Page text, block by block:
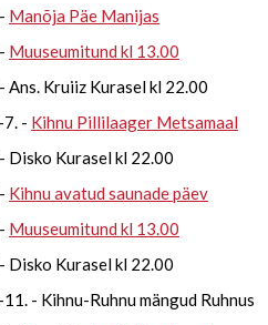
Manõja Päe Manijas
Muuseumitund kl 13.00
Ans. Kruiiz Kurasel kl 22.00
7. - Kihnu Pillilaager Metsamaal
Disko Kurasel kl 22.00
Kihnu avatud saunade päev
Muuseumitund kl 13.00
Disko Kurasel kl 22.00
11. - Kihnu-Ruhnu mängud Ruhnus